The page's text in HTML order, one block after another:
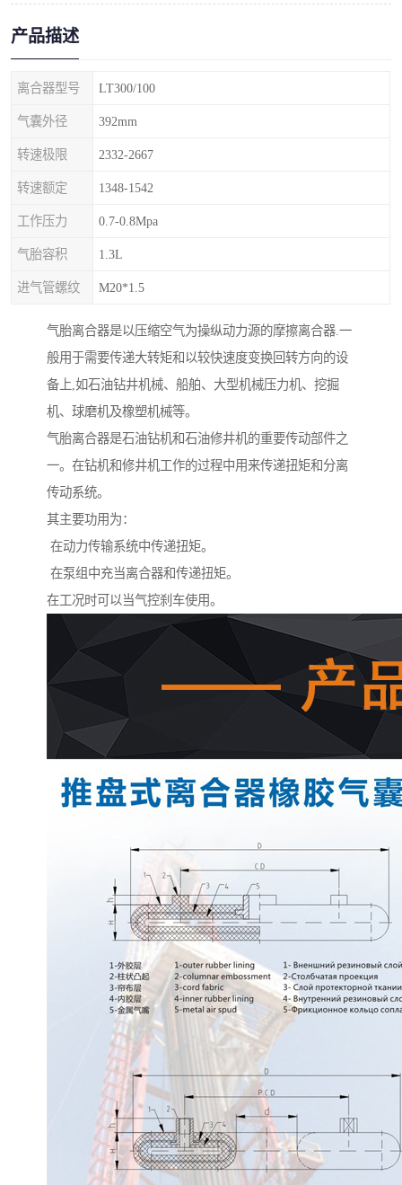
产品描述
离合器型号 LT300/100
气囊外径 392mm
转速极限 2332-2667
转速额定 1348-1542
工作压力 0.7-0.8Mpa
气胎容积 1.3L
进气管螺纹 M20*1.5
气胎离合器是以压缩空气为操纵动力源的摩擦离合器.一
般用于需要传递大转矩和以较快速度变换回转方向的设
备上,如石油钻井机械、船舶、大型机械压力机、挖掘
机、球磨机及橡塑机械等。
气胎离合器是石油钻机和石油修井机的重要传动部件之
一。在钻机和修井机工作的过程中用来传递扭矩和分离
传动系统。
其主要功用为：
在动力传输系统中传递扭矩。
在泵组中充当离合器和传递扭矩。
在工况时可以当气控刹车使用。